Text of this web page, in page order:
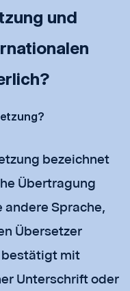
und
bezeichnet
Übertragung
andere Sprache,
Übersetzer
mit
Unterschrift oder